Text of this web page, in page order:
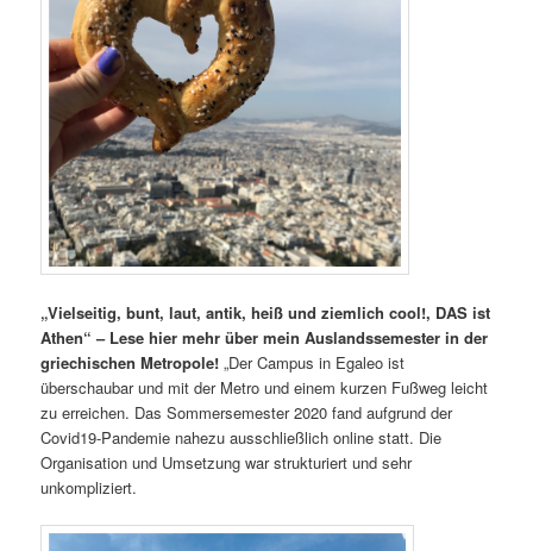
„Vielseitig, bunt, laut, antik, heiß und ziemlich cool!, DAS ist
Athen“ – Lese hier mehr über mein Auslandssemester in der
griechischen Metropole!„Der Campus in Egaleo ist
überschaubar und mit der Metro und einem kurzen Fußweg leicht
zu erreichen. Das Sommersemester 2020 fand aufgrund der
Covid19-Pandemie nahezu ausschließlich online statt. Die
Organisation und Umsetzung war strukturiert und sehr
unkompliziert.